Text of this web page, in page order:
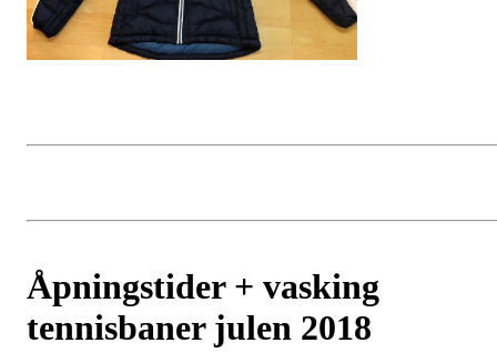
Åpningstider + vasking
tennisbaner julen 2018